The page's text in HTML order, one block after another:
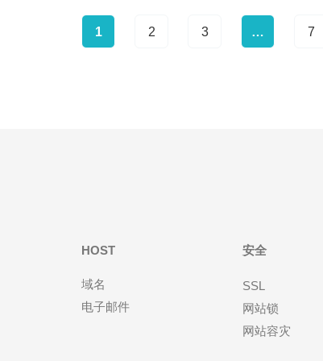
1 2 3 … 7
HOST
域名
电子邮件
安全
SSL
网站锁
网站容灾